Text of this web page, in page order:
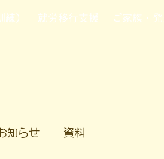
練) 就労移行支援 ご家族・
知らせ 資料